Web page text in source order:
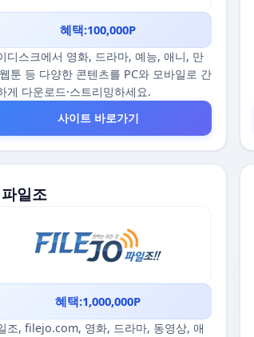
혜택:100,000P
디스크에서 영화, 드라마, 예능, 애니, 만
툰 등 다양한 콘텐츠를 PC와 모바일로 간
게 다운로드·스트리밍하세요.
사이트 바로가기
일조
혜택:1,000,000P
조, filejo.com, 영화, 드라마, 동영상, 애